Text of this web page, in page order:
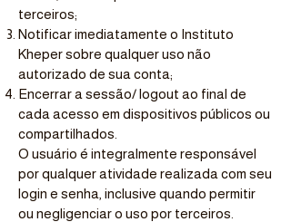
terceiros;
Notificar imediatamente o Instituto
Kheper sobre qualquer uso não
autorizado de sua conta;
Encerrar a sessão/ logout ao final de
cada acesso em dispositivos públicos ou
compartilhados.
O usuário é integralmente responsável
por qualquer atividade realizada com seu
login e senha, inclusive quando permitir
ou negligenciar o uso por terceiros.